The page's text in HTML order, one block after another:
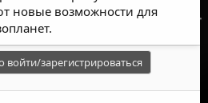
новые возможности для
войти/зарегистрироваться